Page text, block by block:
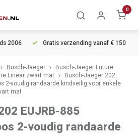
0
Gratis verzending vanaf € 150
Busch-Jaeger
Busch-Jaeger Future
Linear zwart mat
Busch-Jaeger 202
2-voudig randaarde kindveilig voor enkele
mat
EUJRB-885
2-voudig randaarde